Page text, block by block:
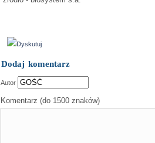
Dyskutuj
Dodaj komentarz
Autor
Komentarz (do 1500 znaków)